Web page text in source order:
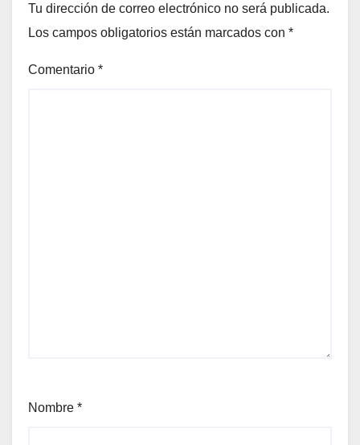
Tu dirección de correo electrónico no será publicada.
Los campos obligatorios están marcados con *
Comentario *
Nombre *